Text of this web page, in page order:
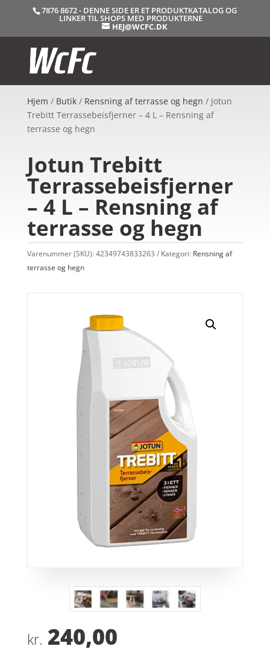
7876 8672 - DENNE SIDE ER ET PRODUKTKATALOG OG
LINKER TIL SHOPS MED PRODUKTERNE
HEJ@WCFC.DK
Hjem / Butik/ Rensning af terrasse og hegn / Jotun
Trebitt Terrassebeisfjerner – 4 L – Rensning af
terrasse og hegn
Jotun Trebitt
Terrassebeisfjerner
– 4 L – Rensning af
terrasse og hegn
Varenummer (SKU):42349743833263 Kategori: Rensning af
terrasse og hegn
kr. 240,00